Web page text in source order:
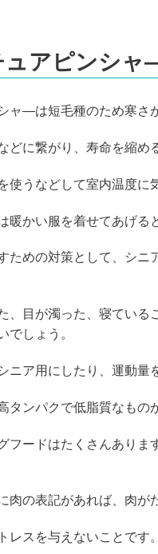
ュアピンシ
ャ―は短毛種のため寒さ
どに繋がり、寿命を縮め
使うなどして室内温度に
暖かい服を着せてあげる
ための対策として、シ
、目が濁った、寝ている
でしょう。
ニア用にしたり、運動量
タンパクで低脂質なもの
フードはたくさんあり
肉の表記があれば、肉が
レスを与えないことです。